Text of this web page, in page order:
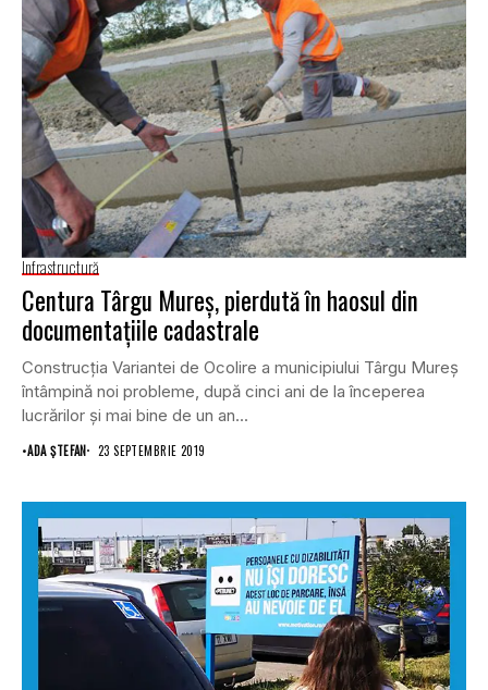
Infrastructură
Centura Târgu Mureş, pierdută în haosul din
documentaţiile cadastrale
Construcţia Variantei de Ocolire a municipiului Târgu Mureş
întâmpină noi probleme, după cinci ani de la începerea
lucrărilor şi mai bine de un an...
•ADA ȘTEFAN 23 SEPTEMBRIE 2019